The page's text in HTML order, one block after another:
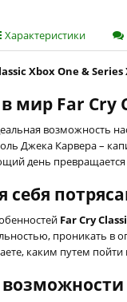
Характеристики
Xbox One &
мир Far Cry
возможность
Джека Карвера –
день
себя
Far Cry
проникать в
каким путем